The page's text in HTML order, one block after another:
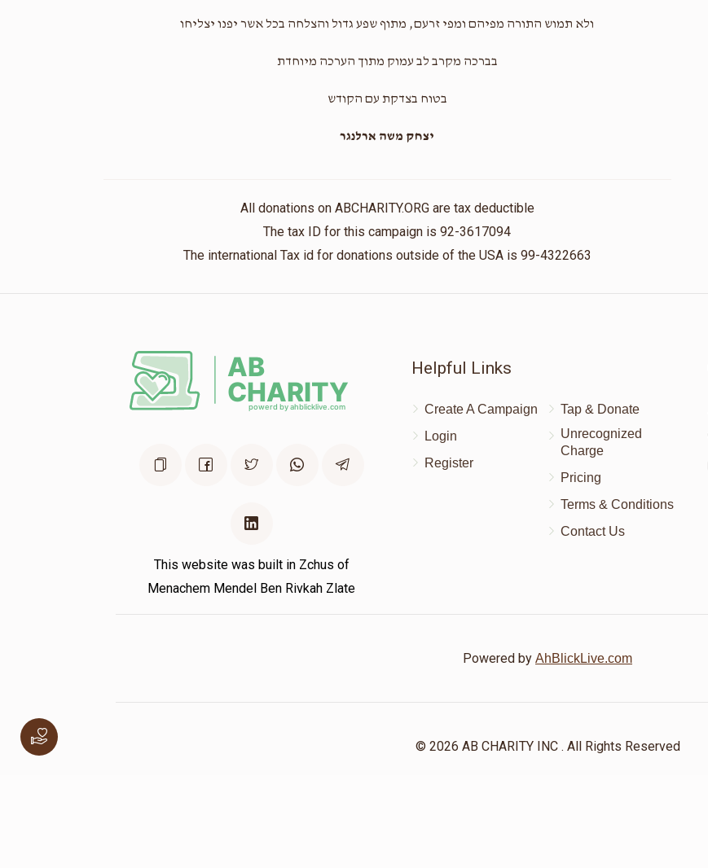
ולא תמוש התורה מפיהם ומפי זרעם, מתוף שפע גדול והצלחה בכל אשר יפנו יצליחו
בברכה מקרב לב עמוק מתוך הערכה מיוחדת
בטוח בצדקת עם הקודש
יצחק משה ארלנגר
All donations on ABCHARITY.ORG are tax deductible
The tax ID for this campaign is 92-3617094
The international Tax id for donations outside of the USA is 99-4322663
This website was built in Zchus of
Menachem Mendel Ben Rivkah Zlate
Helpful Links
Create A Campaign
Login
Register
Tap & Donate
Unrecognized
Charge
Pricing
Terms & Conditions
Contact Us
Powered by AhBlickLive.com
© 2026 AB CHARITY INC . All Rights Reserved